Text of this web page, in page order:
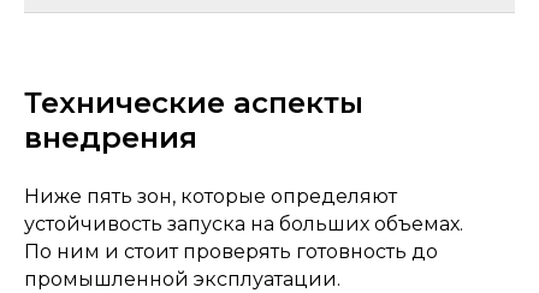
Технические аспекты
внедрения
Ниже пять зон, которые определяют
устойчивость запуска на больших объемах.
По ним и стоит проверять готовность до
промышленной эксплуатации.